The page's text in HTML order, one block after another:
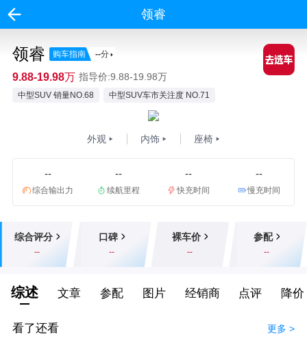
领睿
领睿 购车指南 --分
9.88-19.98万 指导价:9.88-19.98万
中型SUV 销量NO.68 中型SUV车市关注度 NO.71
外观 内饰 座椅
--
综合输出力
--
续航里程
--
快充时间
--
慢充时间
综合评分
--
口碑
--
裸车价
--
参配
--
综述 文章 参配 图片 经销商 点评 降价
看了还看 更多 >